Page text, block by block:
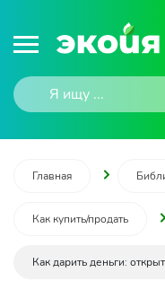
Главная
Как купить/продать
Как дарить деньги: